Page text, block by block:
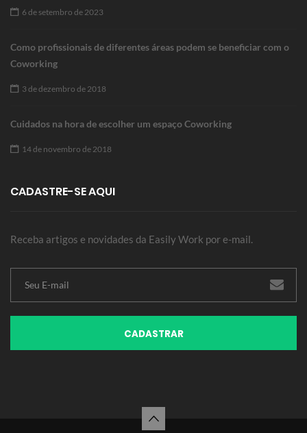
6 de setembro de 2023
Como profissionais de diferentes áreas podem se beneficiar com o
Coworking
3 de dezembro de 2018
Cuidados na hora de escolher um espaço Coworking
14 de novembro de 2018
CADASTRE-SE AQUI
Receba artigos e novidades da Easily Work por e-mail.
CADASTRAR